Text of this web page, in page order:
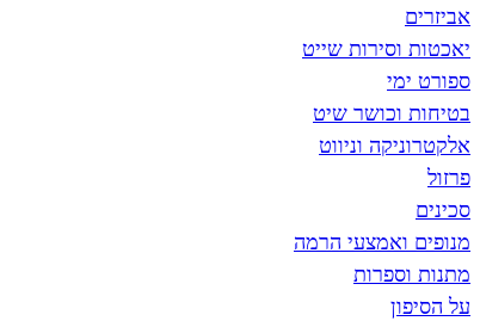
אביזרים
יאכטות וסירות שייט
ספורט ימי
בטיחות וכושר שיט
אלקטרוניקה וניווט
פרזול
סכינים
מנופים ואמצעי הרמה
מתנות וספרות
על הסיפון